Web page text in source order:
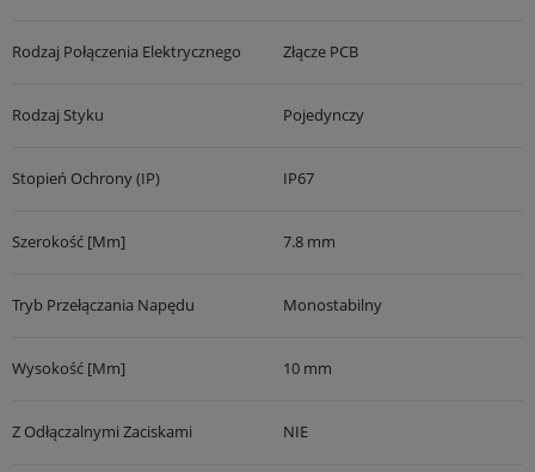
Rodzaj Połączenia Elektrycznego Złącze PCB
Rodzaj Styku Pojedynczy
Stopień Ochrony (IP) IP67
Szerokość [mm] 7.8 mm
Tryb Przełączania Napędu Monostabilny
Wysokość [mm] 10 mm
Z Odłączalnymi Zaciskami NIE